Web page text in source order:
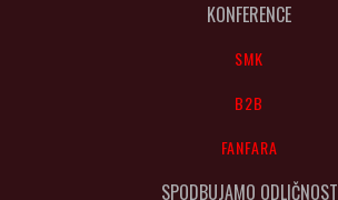
KONFERENCE
SMK
B2B
FANFARA
SPODBUJAMO ODLIČNOST